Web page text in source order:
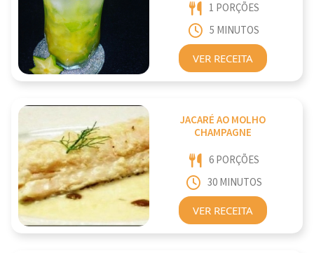
1 PORÇÕES
5 MINUTOS
VER RECEITA
JACARÉ AO MOLHO
CHAMPAGNE
6 PORÇÕES
30 MINUTOS
VER RECEITA